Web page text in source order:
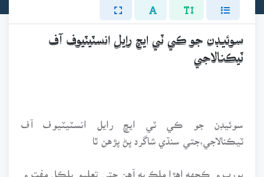
سوئيڊن جو ڪي ٽي ايڇ رايل انسٽيٽيوف آف
ٽيڪنالاجي
سوئيڊن جو ڪي ٽي ايڇ رايل انسٽيٽيوف آف
ٽيڪنالاجي،جتي سنڌي شاگرد پڻ پڙهن ٿا
يورپ ۾ ڪجهه اهڙا ملڪ به آهن جتي تعليم بلڪل مفت ۾